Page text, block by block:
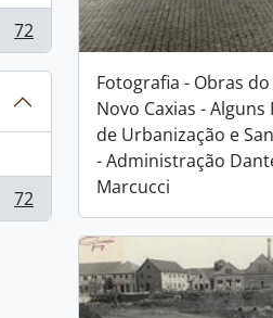
72
72
Fotografia - Obras
Novo Caxias - Alguns
de Urbanização e
- Administração
Marcucci